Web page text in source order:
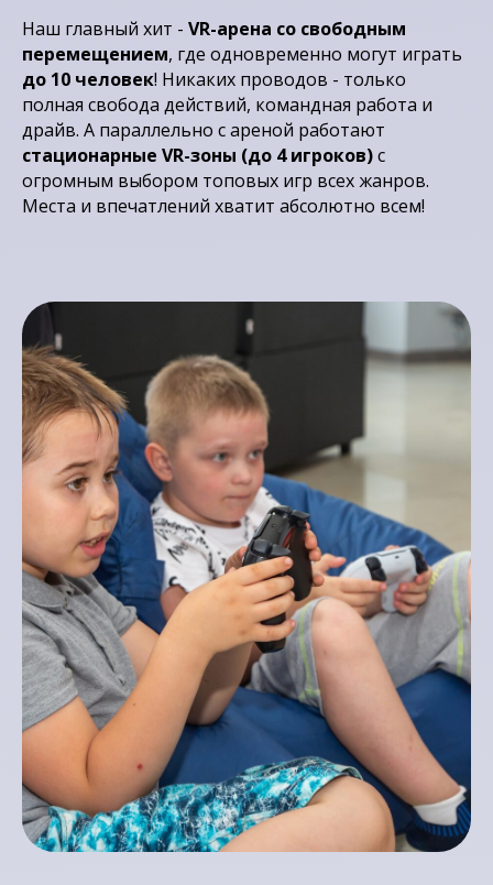
Наш главный хит - VR-арена со свободным
перемещением, где одновременно могут играть
до 10 человек! Никаких проводов - только
полная свобода действий, командная работа и
драйв. А параллельно с ареной работают
стационарные VR-зоны (до 4 игроков)с
огромным выбором топовых игр всех жанров.
Места и впечатлений хватит абсолютно всем!